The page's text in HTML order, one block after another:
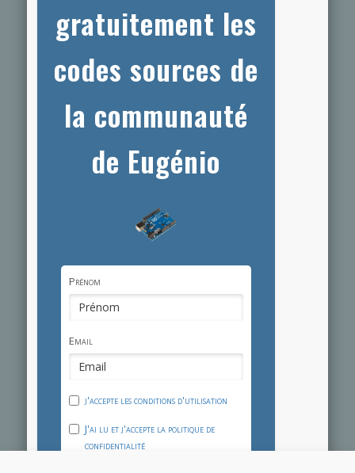
gratuitement les
codes sources de
la communauté
de Eugénio
Prénom
Email
j'accepte les conditions d'utilisation
J'ai lu et j'accepte la politique de
confidentialité